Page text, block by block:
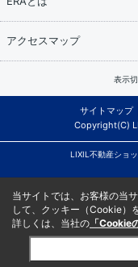
アクセスマップ
表示切
サイトマップ
Copyright(C)
LIXIL不動産ショ
当サイトでは、お客様の当
して、クッキー（Cookie）
詳しくは、当社の 「Cookie